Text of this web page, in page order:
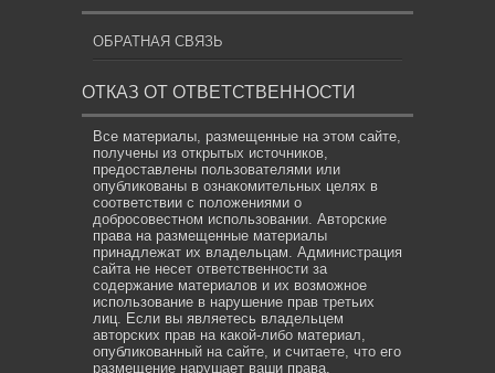
ОБРАТНАЯ СВЯЗЬ
ОТКАЗ ОТ ОТВЕТСТВЕННОСТИ
Все материалы, размещенные на этом сайте,
получены из открытых источников,
предоставлены пользователями или
опубликованы в ознакомительных целях в
соответствии с положениями о
добросовестном использовании. Авторские
права на размещенные материалы
принадлежат их владельцам. Администрация
сайта не несет ответственности за
содержание материалов и их возможное
использование в нарушение прав третьих
лиц. Если вы являетесь владельцем
авторских прав на какой-либо материал,
опубликованный на сайте, и считаете, что его
размещение нарушает ваши права,